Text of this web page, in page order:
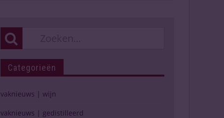
Categorieën
vaknieuws | wijn
vaknieuws | gedistilleerd